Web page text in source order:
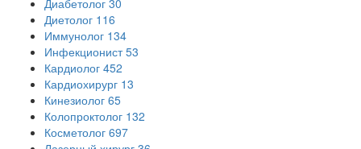
Диетолог 116
Иммунолог 134
Инфекционист 53
Кардиолог 452
Кардиохирург 13
Кинезиолог 65
Колопроктолог 132
Косметолог 697